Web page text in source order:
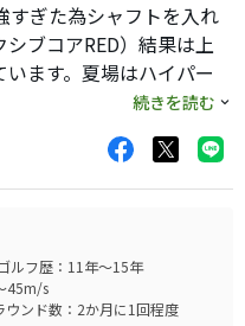
すぎた為シャフトを入れ
ブコアRED）結果は上
ます。夏場はハイパー
ったのですが、夏まで使え
続きを読む
ゴルフ歴：11年～15年
45m/s
ウンド数：2か月に1回程度